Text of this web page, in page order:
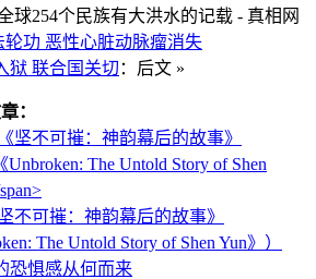
球254个民族有大洪水的记载 - 真相网
轮功 恶性心脏动脉瘤消失
狱 联合国关切 ：后文 »
：
不可摧：神韵幕后的故事》
The Untold Story of Shen Yun》）